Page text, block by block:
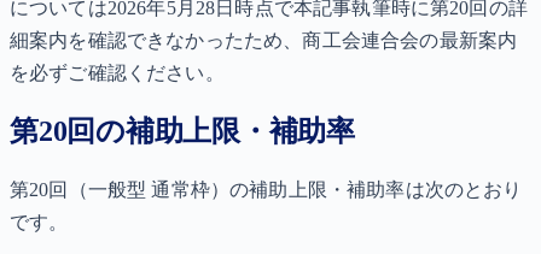
については2026年5月28日時点で本記事執筆時に第20回の詳
細案内を確認できなかったため、商工会連合会の最新案内
を必ずご確認ください。
第20回の補助上限・補助率
第20回（一般型 通常枠）の補助上限・補助率は次のとおり
です。